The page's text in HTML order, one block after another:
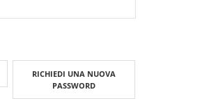
RICHIEDI UNA NUOVA
PASSWORD